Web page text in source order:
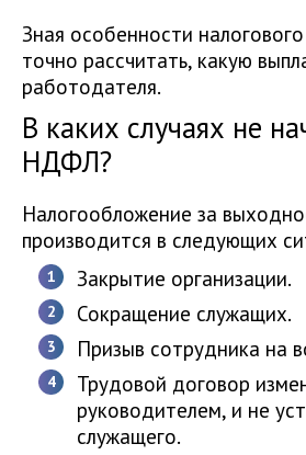
Зная особенности
точно рассчитать, какую
работодателя.
В каких случаях не
НДФЛ?
Налогообложение за
производится в следующих
Закрытие организации.
Сокращение служащих.
Призыв сотрудника на
Трудовой договор
руководителем, и не
служащего.